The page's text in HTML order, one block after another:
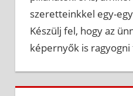
szeretteinkkel egy-
Készülj fel, hogy az
képernyők is ragyogni